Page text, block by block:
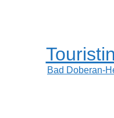
Bad Doberan-